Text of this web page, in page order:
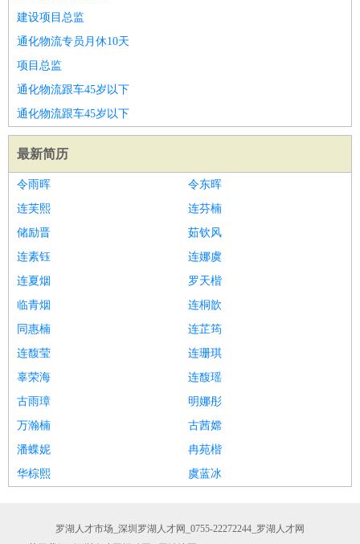
建设项目总监
通化物流专员月休10天
项目总监
通化物流跟车45岁以下
通化物流跟车45岁以下
最新简历
令雨晖
令东晖
连芙熙
连芬楠
储励晋
茹钦风
连素钰
连娜虞
连夏烟
罗天楷
临青烟
连桐歆
同惠楠
连芷筠
连馥莹
连珊琪
辜荣海
连馥瑶
古雨璋
明娜彤
万瀚楠
古茜嫦
潘蝶妮
冉苑楷
华棕熙
虞蓝冰
罗湖人才市场_深圳罗湖人才网_0755-22272244_罗湖人才网